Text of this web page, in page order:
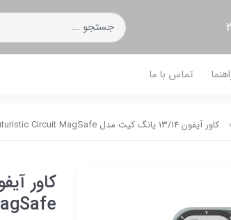
تماس با ما
کاور آیفون 13/14 یانگ کیت مدل Technology Futuristic Circuit MagSafe